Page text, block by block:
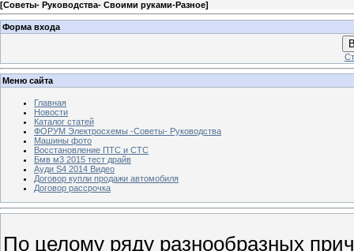
[Советы- Руководства- Своими руками-Разное]
Форма входа
Меню сайта
Главная
Новости
Каталог статей
ФОРУМ Электросхемы -Советы- Руководства
Машины фото
Восстановление ПТС и СТС
Бмв м3 2015 тест драйв
Ауди S4 2014 Видео
Договор купли продажи автомобиля
Договор рассрочка
По целому ряду разнообразных